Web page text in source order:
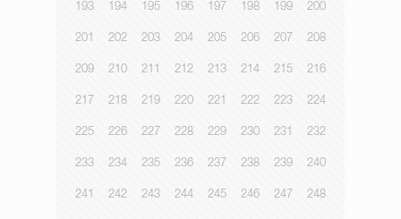
193 194 195 196 197 198 199 200
201 202 203 204 205 206 207 208
209 210 211 212 213 214 215 216
217 218 219 220 221 222 223 224
225 226 227 228 229 230 231 232
233 234 235 236 237 238 239 240
241 242 243 244 245 246 247 248